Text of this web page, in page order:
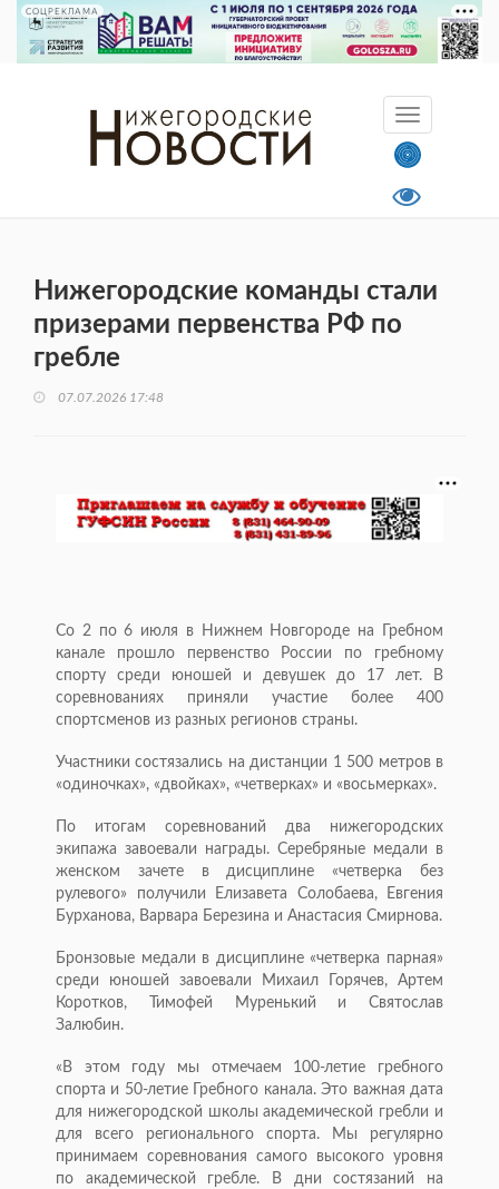
СОЦРЕКЛАМА
Нижегородские команды стали
призерами первенства РФ по
гребле
07.07.2026 17:48
Со 2 по 6 июля в Нижнем Новгороде на Гребном
канале прошло первенство России по гребному
спорту среди юношей и девушек до 17 лет. В
соревнованиях приняли участие более 400
спортсменов из разных регионов страны.
Участники состязались на дистанции 1 500 метров в
«одиночках», «двойках», «четверках» и «восьмерках».
По итогам соревнований два нижегородских
экипажа завоевали награды. Серебряные медали в
женском зачете в дисциплине «четверка без
рулевого» получили Елизавета Солобаева, Евгения
Бурханова, Варвара Березина и Анастасия Смирнова.
Бронзовые медали в дисциплине «четверка парная»
среди юношей завоевали Михаил Горячев, Артем
Коротков, Тимофей Муренький и Святослав
Залюбин.
«В этом году мы отмечаем 100-летие гребного
спорта и 50-летие Гребного канала. Это важная дата
для нижегородской школы академической гребли и
для всего регионального спорта. Мы регулярно
принимаем соревнования самого высокого уровня
по академической гребле. В дни состязаний на